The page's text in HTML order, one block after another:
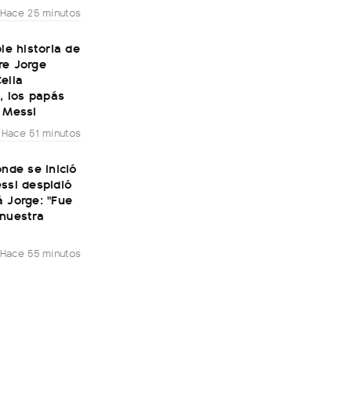
Hace 25 minutos
historia de
Jorge
los papás
Hace 51 minutos
se inició
despidió
Jorge: "Fue
Hace 55 minutos